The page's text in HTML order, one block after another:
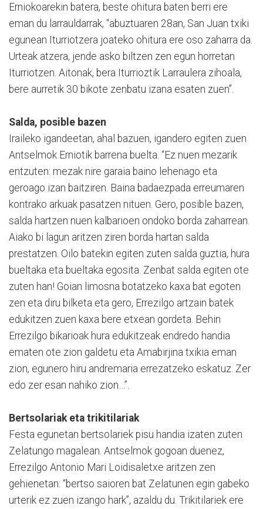
Erniokoarekin batera, beste ohitura baten berri ere
eman du larrauldarrak, “abuztuaren 28an, San Juan txiki
egunean Iturriotzera joateko ohitura ere oso zaharra da.
Urteak atzera, jende asko biltzen zen egun horretan
Iturriotzen. Aitonak, bera Iturrioztik Larraulera zihoala,
bere aurretik 30 bikote zenbatu izana esaten zuen”.
Salda, posible bazen
Iraileko igandeetan, ahal bazuen, igandero egiten zuen
Antselmok Erniotik barrena buelta. “Ez nuen mezarik
entzuten: mezak nire garaia baino lehenago eta
geroago izan baitziren. Baina badaezpada erreumaren
kontrako arkuak pasatzen nituen. Gero, posible bazen,
salda hartzen nuen kalbarioen ondoko borda zaharrean.
Aiako bi lagun aritzen ziren borda hartan salda
prestatzen. Oilo batekin egiten zuten salda guztia, hura
bueltaka eta bueltaka egosita. Zenbat salda egiten ote
zuten han! Goian limosna botatzeko kaxa bat egoten
zen eta diru bilketa eta gero, Errezilgo artzain batek
edukitzen zuen kaxa bere etxean gordeta. Behin
Errezilgo bikarioak hura edukitzeak endredo handia
ematen ote zion galdetu eta Amabirjina txikia eman
zion, egunero hiru andremaria errezatzeko eskatuz. Zer
edo zer esan nahiko zion…”.
Bertsolariak eta trikitilariak
Festa egunetan bertsolariek pisu handia izaten zuten
Zelatungo magalean. Antselmok gogoan duenez,
Errezilgo Antonio Mari Loidisaletxe aritzen zen
gehienetan: “bertso saioren bat Zelatunen egin gabeko
urterik ez zuen izango hark”, azaldu du. Trikitilariek ere